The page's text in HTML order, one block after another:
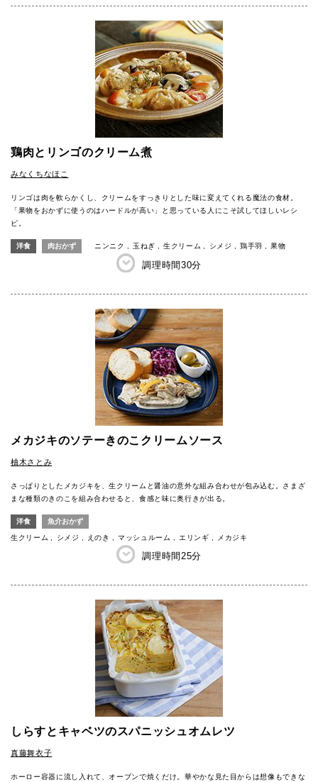
鶏肉とリンゴのクリーム煮
みなくちなほこ
リンゴは肉を軟らかくし、クリームをすっきりとした味に変えてくれる魔法の食材。
「果物をおかずに使うのはハードルが高い」と思っている人にこそ試してほしいレシ
ピ。
洋食 肉おかず ニンニク 玉ねぎ 生クリーム シメジ 鶏手羽 果物
調理時間30分
メカジキのソテーきのこクリームソース
柚木さとみ
さっぱりとしたメカジキを、生クリームと醤油の意外な組み合わせが包み込む。さまざ
まな種類のきのこを組み合わせると、食感と味に奥行きが出る。
洋食 魚介おかず
生クリーム シメジ えのき マッシュルーム エリンギ メカジキ
調理時間25分
しらすとキャベツのスパニッシュオムレツ
真藤舞衣子
ホーロー容器に流し入れて、オーブンで焼くだけ。華やかな見た目からは想像もできな